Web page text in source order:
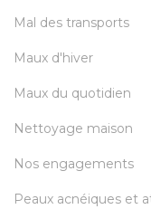
Mal des transports
Maux d'hiver
Maux du quotidien
Nettoyage maison
Nos engagements
Peaux acnéiques et